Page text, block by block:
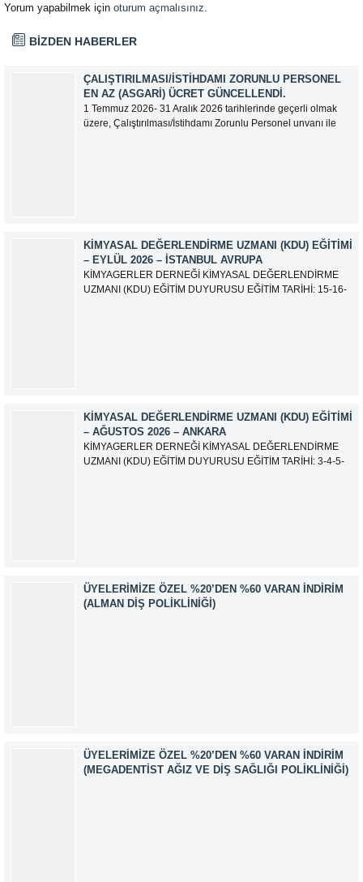
Yorum yapabilmek için oturum açmalısınız
BİZDEN HABERLER
ÇALIŞTIRILMASI/İSTIHDAMI ZORUNLU PERSONEL
EN AZ (ASGARI) ÜCRET GÜNCELLENDI.
1 Temmuz 2026- 31 Aralık 2026 tarihlerinde geçerli olmak
üzere, Çalıştırılması/İstihdamı Zorunlu Personel unvanı ile
KIMYASAL DEĞERLENDIRME UZMANI (KDU) EĞITIMI
– EYLÜL 2026 – İSTANBUL AVRUPA
KİMYAGERLER DERNEĞİ KİMYASAL DEĞERLENDİRME
UZMANI (KDU) EĞİTİM DUYURUSU EĞİTİM TARİHİ: 15-16-
KIMYASAL DEĞERLENDIRME UZMANI (KDU) EĞITIMI
– AĞUSTOS 2026 – ANKARA
KİMYAGERLER DERNEĞİ KİMYASAL DEĞERLENDİRME
UZMANI (KDU) EĞİTİM DUYURUSU EĞİTİM TARİHİ: 3-4-5-
ÜYELERIMIZE ÖZEL %20’DEN %60 VARAN İNDIRIM
(ALMAN DIŞ POLIKLINIĞI)
ÜYELERIMIZE ÖZEL %20’DEN %60 VARAN İNDIRIM
(MEGADENTIST AĞIZ VE DIŞ SAĞLIĞI POLIKLINIĞI)